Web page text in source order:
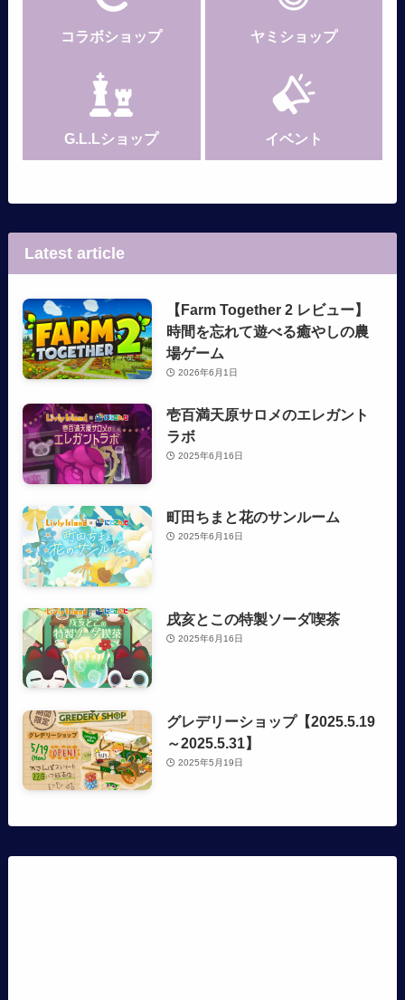
コラボショップ ヤミショップ
G.L.Lショップ イベント
Latest article
【Farm Together 2 レビュー】
時間を忘れて遊べる癒やしの農
場ゲーム
2026年6月1日
壱百満天原サロメのエレガント
ラボ
2025年6月16日
町田ちまと花のサンルーム
2025年6月16日
戌亥とこの特製ソーダ喫茶
2025年6月16日
グレデリーショップ【2025.5.19
～2025.5.31】
2025年5月19日